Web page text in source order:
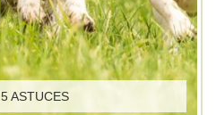
ASTUCES